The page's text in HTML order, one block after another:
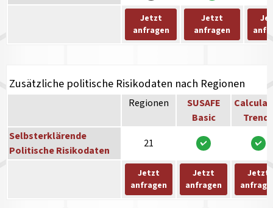
Jetzt
anfragen
Jetzt
anfragen
Zusätzliche politische Risikodaten nach Regionen
Regionen
SUSAFE
Basic
Trends
Selbsterklärende
Politische Risikodaten
21
Jetzt
anfragen
Jetzt
anfragen
Jetzt